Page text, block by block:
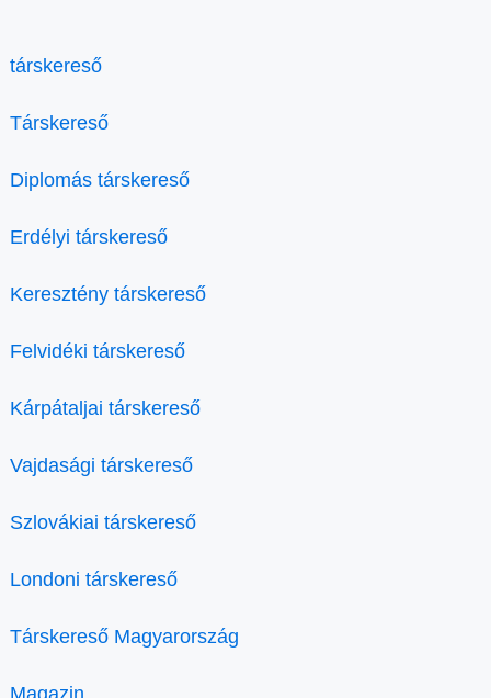
társkereső
Társkereső
Diplomás társkereső
Erdélyi társkereső
Keresztény társkereső
Felvidéki társkereső
Kárpátaljai társkereső
Vajdasági társkereső
Szlovákiai társkereső
Londoni társkereső
Társkereső Magyarország